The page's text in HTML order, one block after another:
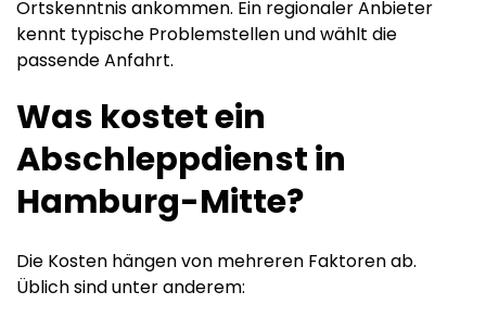
Ortskenntnis ankommen. Ein regionaler Anbieter
kennt typische Problemstellen und wählt die
passende Anfahrt.
Was kostet ein
Abschleppdienst in
Hamburg-Mitte?
Die Kosten hängen von mehreren Faktoren ab.
Üblich sind unter anderem: